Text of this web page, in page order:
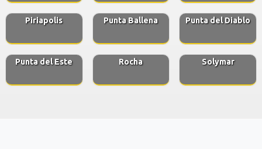
Piriapolis Punta Ballena Punta del Diablo
Punta del Este Rocha Solymar